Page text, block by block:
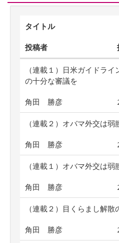
タイトル
投稿者
（連載１）日米ガイドラ
の十分な審議を
角田 勝彦
（連載２）オバマ外交は弱
角田 勝彦
（連載１）オバマ外交は弱
角田 勝彦
（連載２）目くらまし解
角田 勝彦